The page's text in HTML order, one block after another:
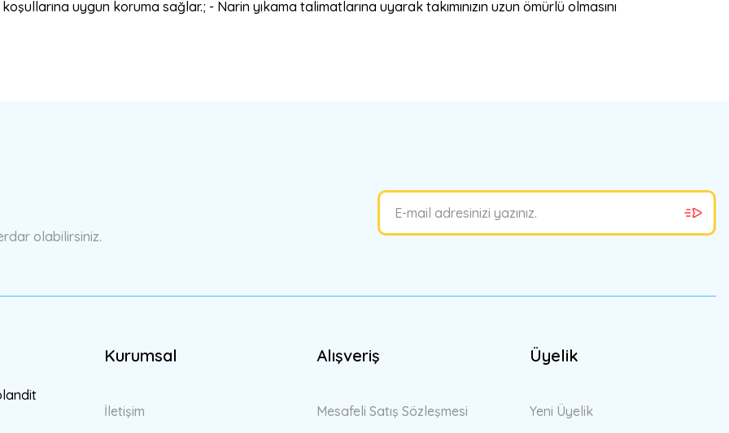
uygun koruma sağlar.; - Narin yıkama talimatlarına uyarak takımınızın uzun ömürlü olmasını
olabilirsiniz.
Kurumsal
İletişim
Alışveriş
Mesafeli Satış Sözleşmesi
Üyelik
Yeni Üyelik